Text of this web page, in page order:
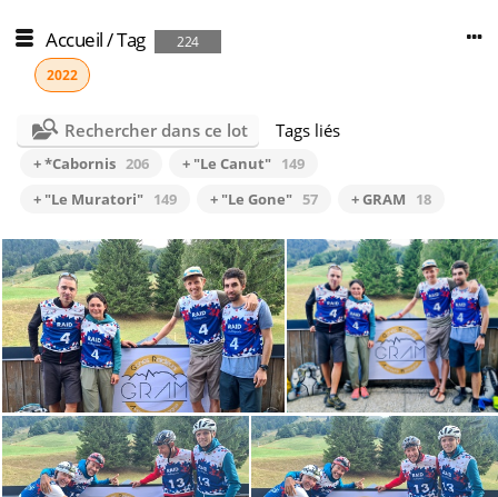
Accueil/Tag
224
2022
Rechercher dans ce lot Tags liés
+ *Cabornis 206 + "Le Canut" 149
+ "Le Muratori" 149 + "Le Gone" 57 + GRAM 18